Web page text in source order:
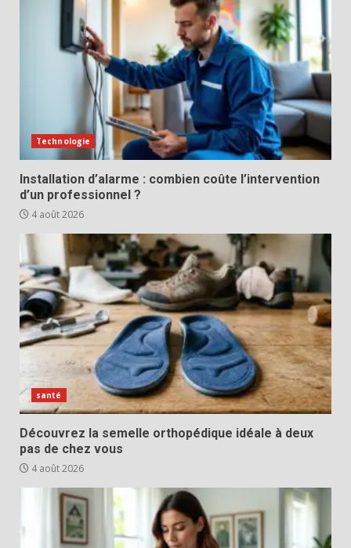
Technologie
Installation d’alarme : combien coûte l’intervention
d’un professionnel ?
4 août 2026
santé
Découvrez la semelle orthopédique idéale à deux
pas de chez vous
4 août 2026